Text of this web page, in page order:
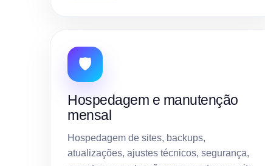
🛡️
Hospedagem e manutenção
mensal
Hospedagem de sites, backups,
atualizações, ajustes técnicos, segurança,